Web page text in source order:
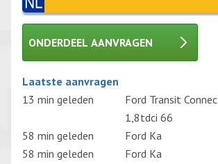
ONDERDEEL AANVRAGEN
Gelieve dit veld leeg te laten.
Laatste aanvragen
13 min geleden
Ford Transit
1,8tdci 66
58 min geleden
Ford Ka
58 min geleden
Ford Ka